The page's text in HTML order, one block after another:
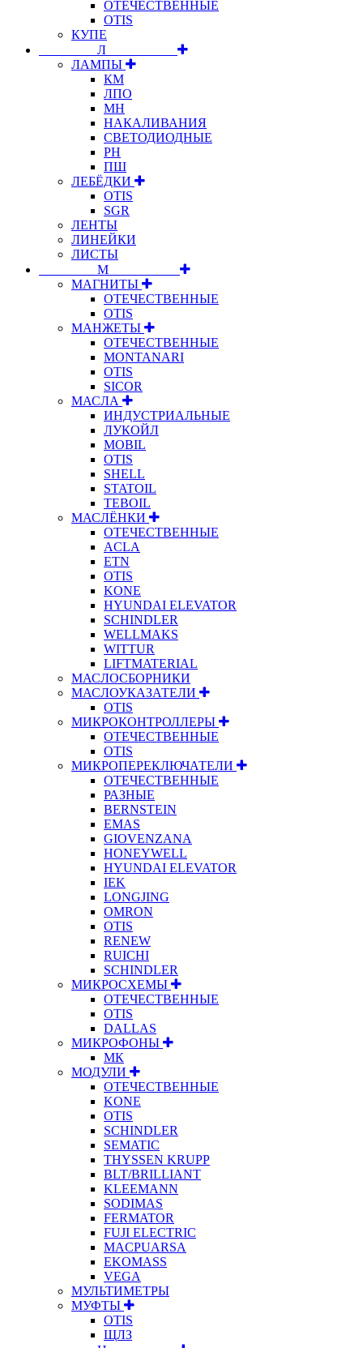
ОТЕЧЕСТВЕННЫЕ
OTIS
КУПЕ
⠀⠀⠀⠀⠀⠀Л⠀⠀⠀⠀⠀⠀⠀
ЛАМПЫ
КМ
ЛПО
МН
НАКАЛИВАНИЯ
СВЕТОДИОДНЫЕ
РН
ПШ
ЛЕБЁДКИ
OTIS
SGR
ЛЕНТЫ
ЛИНЕЙКИ
ЛИСТЫ
⠀⠀⠀⠀⠀⠀М⠀⠀⠀⠀⠀⠀⠀
МАГНИТЫ
ОТЕЧЕСТВЕННЫЕ
OTIS
МАНЖЕТЫ
ОТЕЧЕСТВЕННЫЕ
MONTANARI
OTIS
SICOR
МАСЛА
ИНДУСТРИАЛЬНЫЕ
ЛУКОЙЛ
MOBIL
OTIS
SHELL
STATOIL
TEBOIL
МАСЛЁНКИ
ОТЕЧЕСТВЕННЫЕ
ACLA
ETN
OTIS
KONE
HYUNDAI ELEVATOR
SCHINDLER
WELLMAKS
WITTUR
LIFTMATERIAL
МАСЛОСБОРНИКИ
МАСЛОУКАЗАТЕЛИ
OTIS
МИКРОКОНТРОЛЛЕРЫ
ОТЕЧЕСТВЕННЫЕ
OTIS
МИКРОПЕРЕКЛЮЧАТЕЛИ
ОТЕЧЕСТВЕННЫЕ
РАЗНЫЕ
BERNSTEIN
EMAS
GIOVENZANA
HONEYWELL
HYUNDAI ELEVATOR
IEK
LONGJING
OMRON
OTIS
RENEW
RUICHI
SCHINDLER
МИКРОСХЕМЫ
ОТЕЧЕСТВЕННЫЕ
OTIS
DALLAS
МИКРОФОНЫ
МК
МОДУЛИ
ОТЕЧЕСТВЕННЫЕ
KONE
OTIS
SCHINDLER
SEMATIC
THYSSEN KRUPP
BLT/BRILLIANT
KLEEMANN
SODIMAS
FERMATOR
FUJI ELECTRIC
MACPUARSA
EKOMASS
VEGA
МУЛЬТИМЕТРЫ
МУФТЫ
OTIS
ЩЛЗ